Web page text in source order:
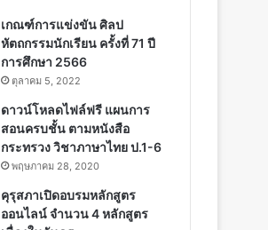
เกณฑ์การแข่งขัน ศิลป
หัตถกรรมนักเรียน ครั้งที่ 71 ปี
การศึกษา 2566
ตุลาคม 5, 2022
ดาวน์โหลดไฟล์ฟรี แผนการ
สอนครบชั้น ตามหนังสือ
กระทรวง วิชาภาษาไทย ป.1-6
พฤษภาคม 28, 2020
คุรุสภาเปิดอบรมหลักสูตร
ออนไลน์ จำนวน 4 หลักสูตร